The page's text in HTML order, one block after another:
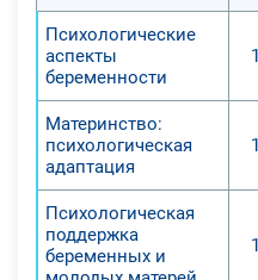
Психологические
аспекты
беременности
Материнство:
психологическая
адаптация
Психологическая
поддержка
беременных и